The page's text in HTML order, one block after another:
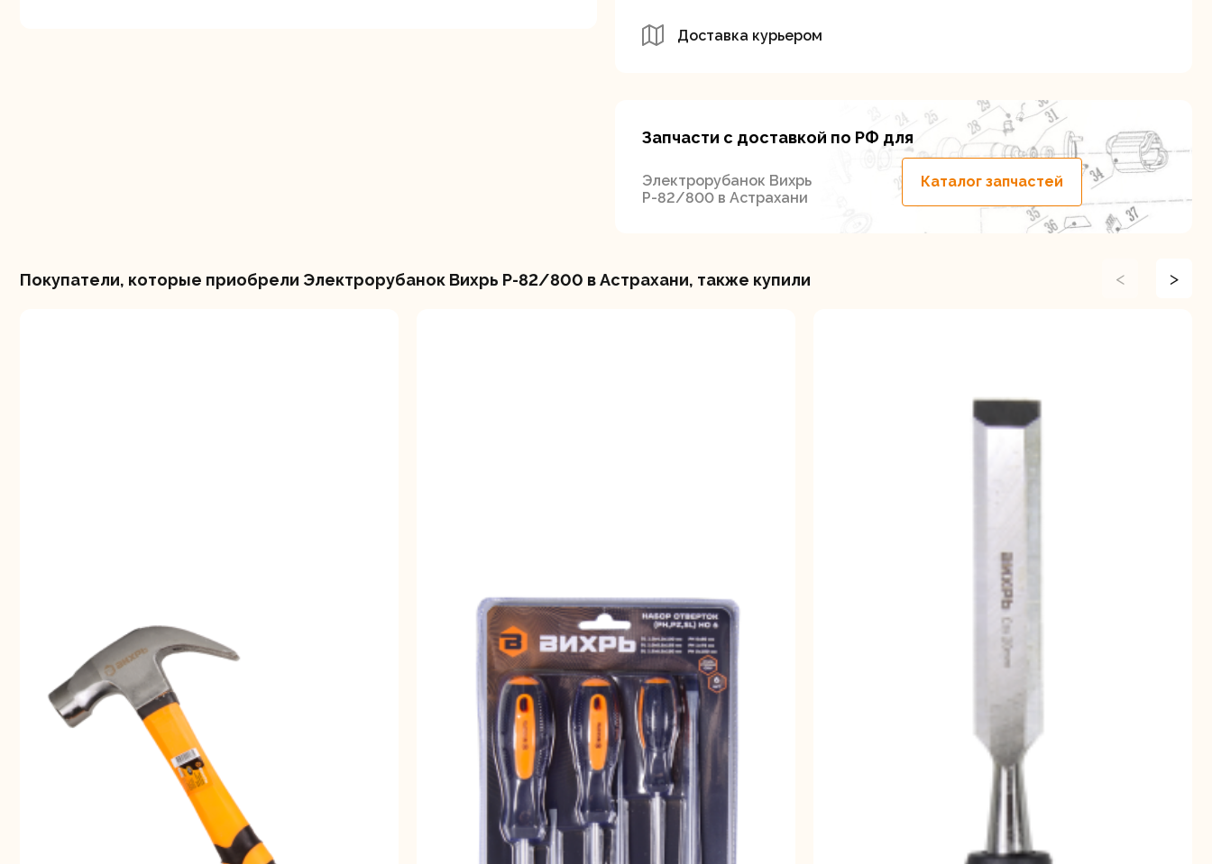
Электрические
Доставка курьером
Запчасти с доставкой по РФ для
Электрорубанок Вихрь
Р-82/800 в Астрахани
Каталог запчастей
Покупатели, которые приобрели Электрорубанок Вихрь Р-82/800 в Астрахани, также купили < >